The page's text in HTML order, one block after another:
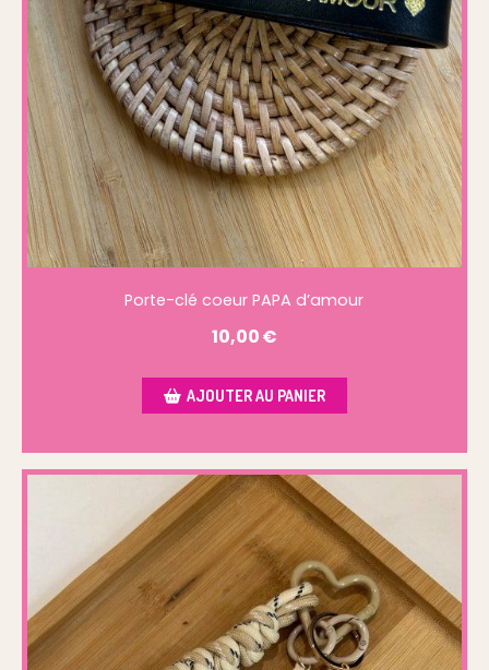
Porte-clé coeur PAPA d’amour
10,00€
AJOUTER AU PANIER